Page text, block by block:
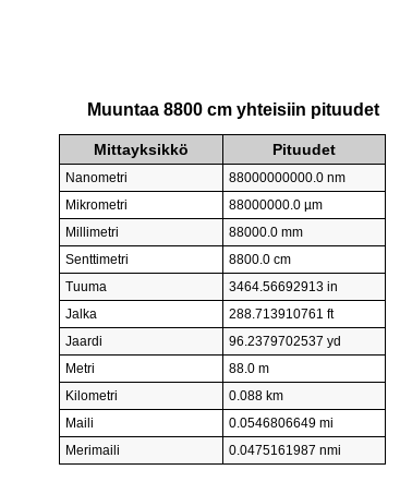
Muuntaa 8800 cm yhteisiin pituudet
Mittayksikkö Pituudet
Nanometri
88000000000.0 nm
Mikrometri
88000000.0 µm
Millimetri
88000.0 mm
Senttimetri
8800.0 cm
Tuuma
3464.56692913 in
Jalka
288.713910761 ft
Jaardi
96.2379702537 yd
Metri
88.0 m
Kilometri
0.088 km
Maili
0.0546806649 mi
Merimaili
0.0475161987 nmi